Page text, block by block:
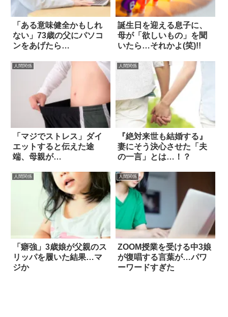
「ある意味健全かもしれ
ない」73歳の父にパソコ
ンをあげたら…
誕生日を迎える息子に、
母が「欲しいもの」を聞
いたら…それかよ(笑)!!
人間関係
「マジでストレス」ダイ
エットすると伝えた途
端、母親が…
人間関係
『絶対来世も結婚する』
妻にそう決心させた「夫
の一言」とは…！？
人間関係
「癖強」3歳娘が父親のス
リッパを履いた結果…マ
ジか
人間関係
ZOOM授業を受ける中3娘
が復唱する言葉が…パワ
ーワードすぎた